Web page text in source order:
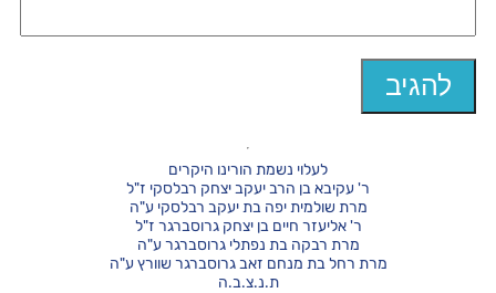
לעלוי נשמת הורינו היקרים
ר' עקיבא בן הרב יעקב יצחק רבלסקי ז"ל
מרת שולמית יפה בת יעקב רבלסקי ע"ה
ר' אליעזר חיים בן יצחק גרוסברגר ז"ל
מרת רבקה בת נפתלי גרוסברגר ע"ה
מרת רחל בת מנחם זאב גרוסברגר שוורץ ע"ה
ת.נ.צ.ב.ה